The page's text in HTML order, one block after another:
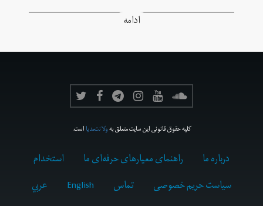
ادامه
کلیه حقوق قانونی این سایت متعلق بهولانت‌مدیااست.
درباره ما راهنمای معیارهای حرفه‌ای ما
استخدام
سیاست حریم خصوصی
تماس English
عربي